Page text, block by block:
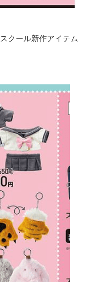
クール新作アイテム